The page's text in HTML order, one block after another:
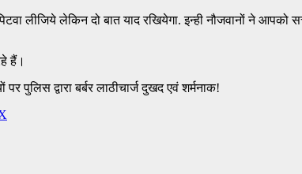
लीजिये लेकिन दो बात याद रखियेगा. इन्ही नौजवानों ने आपको
हैं।
पुलिस द्वारा बर्बर लाठीचार्ज दुखद एवं शर्मनाक!